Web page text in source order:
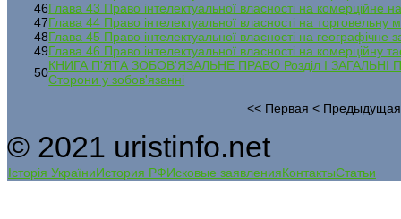
46Глава 43 Право інтелектуальної власності на комерційне
47Глава 44 Право інтелектуальної власності на торговельну
48Глава 45 Право інтелектуальної власності на географічне
49Глава 46 Право інтелектуальної власності на комерційну
50КНИГА П'ЯТА ЗОБОВ'ЯЗАЛЬНЕ ПРАВО Розділ І
Сторони у зобов'язанні
<< Первая < Предыдущая
© 2021 uristinfo.net
Історія УкраїниИстория РФИсковые заявленияКонтактыСтатьи